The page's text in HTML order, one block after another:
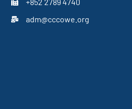
adm@cccowe.org